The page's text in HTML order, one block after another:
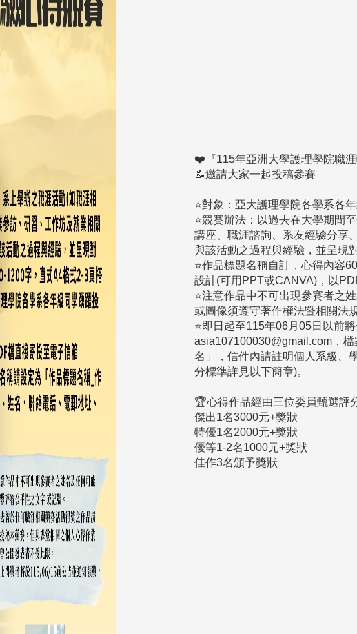
❤️『115年亞洲大學護理學院職涯
📝邀請大家一起投稿參賽
⭐️對象：亞大護理學院各學系各
⭐️競賽辦法：以過去在大學期間
講座、職涯諮詢、系友經驗分享
與該活動之過程與經驗，並呈現
⭐️作品標題名稱自訂，心得內容
設計(可用PPT或CANVA)，以
⭐️注意作品中不可出現參賽者之
或圖像須遵守著作權法暨相關法規
⭐️即日起至115年06月05日以前
asia107100030@gmail.com，
名」，信件內請註明個人系級、
分標準詳見以下簡章)。
🏆心得作品經由三位委員甄選評
傑出1名3000元+獎狀
特優1名2000元+獎狀
優等1-2名1000元+獎狀
佳作3名頒予獎狀